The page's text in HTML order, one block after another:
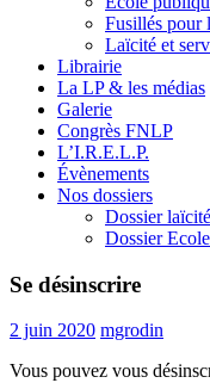
Fusillés pour
Laïcité et
Librairie
La LP & les médias
Galerie
Congrès FNLP
L’I.R.E.L.P.
Évènements
Nos dossiers
Dossier laïcité
Dossier
Se désinscrire
2 juin 2020 mgrodin
Vous pouvez vous